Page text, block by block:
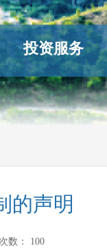
投资服务
的声明
数： 100